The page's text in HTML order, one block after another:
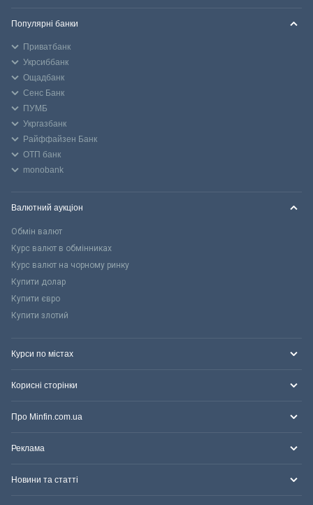
Популярні банки
Приватбанк
Укрсиббанк
Ощадбанк
Сенс Банк
ПУМБ
Укргазбанк
Райффайзен Банк
ОТП банк
monobank
Валютний аукціон
Обмін валют
Курс валют в обмінниках
Курс валют на чорному ринку
Купити долар
Купити євро
Купити злотий
Курси по містах
Корисні сторінки
Про Minfin.com.ua
Реклама
Новини та статті